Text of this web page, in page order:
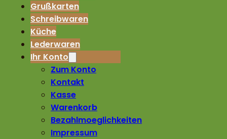
Grußkarten
Schreibwaren
Küche
Lederwaren
Ihr Konto
Zum Konto
Kontakt
Kasse
Warenkorb
Bezahlmoeglichkeiten
Impressum